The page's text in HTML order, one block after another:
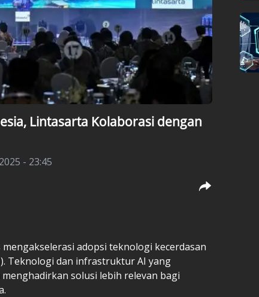
Lintasarta Kolaborasi dengan
- 23:45
adopsi teknologi kecerdasan
Teknologi dan infrastruktur AI yang
solusi lebih relevan bagi